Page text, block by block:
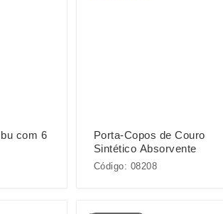
com 6
Porta-Copos de Couro
Sintético Absorvente
Código: 08208